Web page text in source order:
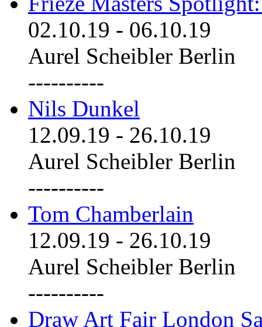
02.10.19 - 06.10.19
Aurel Scheibler Berlin
----------
Nils Dunkel
12.09.19 - 26.10.19
Aurel Scheibler Berlin
----------
Tom Chamberlain
12.09.19 - 26.10.19
Aurel Scheibler Berlin
----------
Draw Art Fair London